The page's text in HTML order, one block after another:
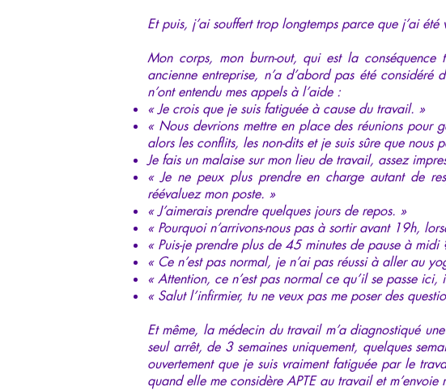
Et puis, j’ai souffert trop longtemps parce que j’ai
Mon corps, mon burn-out, qui est la conséquence
ancienne entreprise, n’a d’abord pas été
n’ont entendu mes appels à l’aide :
« Je crois que je suis fatiguée à cause du travail. »
« Nous devrions mettre en place des réunions pour
alors les conflits, les non-dits et je suis sûre que nous
Je fais un malaise sur mon lieu de travail, assez
« Je ne peux plus prendre en charge autant de
réévaluez mon poste. »
« J’aimerais prendre quelques jours de repos. »
« Pourquoi n’arrivons-nous pas à sortir avant 19h,
« Puis-je prendre plus de 45 minutes de pause à midi
« Ce n’est pas normal, je n’ai pas réussi à aller au
« Attention, ce n’est pas normal ce qu’il se passe
« Salut l’infirmier, tu ne veux pas me poser des
Et même, la médecin du travail m’a diagnostiqué
seul arrêt, de 3 semaines uniquement, quelques
ouvertement que je suis vraiment fatiguée par le
quand elle me considère APTE au travail et m’envoie